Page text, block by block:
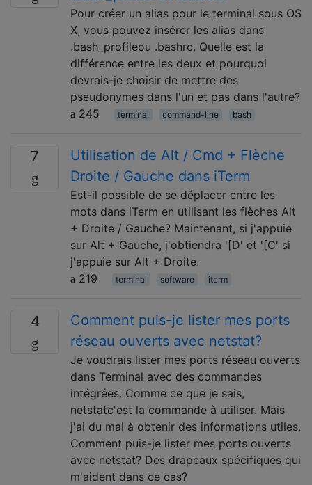
Pour créer un alias pour le terminal sous OS
X, vous pouvez insérer les alias dans
.bash_profileou .bashrc. Quelle est la
différence entre les deux et pourquoi
devrais-je choisir de mettre des
pseudonymes dans l'un et pas dans l'autre?
245
terminal command-line bash
7
Utilisation de Alt / Cmd + Flèche
Droite / Gauche dans iTerm
Est-il possible de se déplacer entre les
mots dans iTerm en utilisant les flèches Alt
+ Droite / Gauche? Maintenant, si j'appuie
sur Alt + Gauche, j'obtiendra '[D' et '[C' si
j'appuie sur Alt + Droite.
219
terminal software iterm
4
Comment puis-je lister mes ports
réseau ouverts avec netstat?
Je voudrais lister mes ports réseau ouverts
dans Terminal avec des commandes
intégrées. Comme ce que je sais,
netstatc'est la commande à utiliser. Mais
j'ai du mal à obtenir des informations utiles.
Comment puis-je lister mes ports ouverts
avec netstat? Des drapeaux spécifiques qui
m'aident dans ce cas?